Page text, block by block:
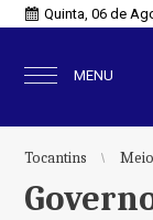
Quinta, 06 de
MENU
Tocantins